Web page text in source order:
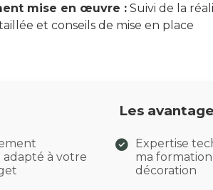
mise en œuvre : Suivi de la
et conseils de mise en place
Les
adapté à votre
Expertise
ma
décoration